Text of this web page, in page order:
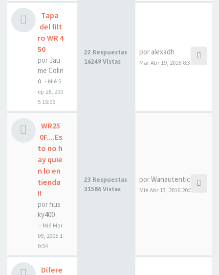
Tapa
del filt
ro WR 4
50
por Jau
me Colin
o - Mié S
ep 28, 200
5 15:06
22 Respuestas
16249 Vistas
por alexadh
Mar Abr 19, 2016 8:31
WR25
0F....Es
to no h
ay quie
n lo en
tienda
!!
porhus
ky400
- Mié Mar
09, 2005 1
0:54
23 Respuestas
31586 Vistas
porWanautentico
Mié Abr 13, 2016 20:39
Difere